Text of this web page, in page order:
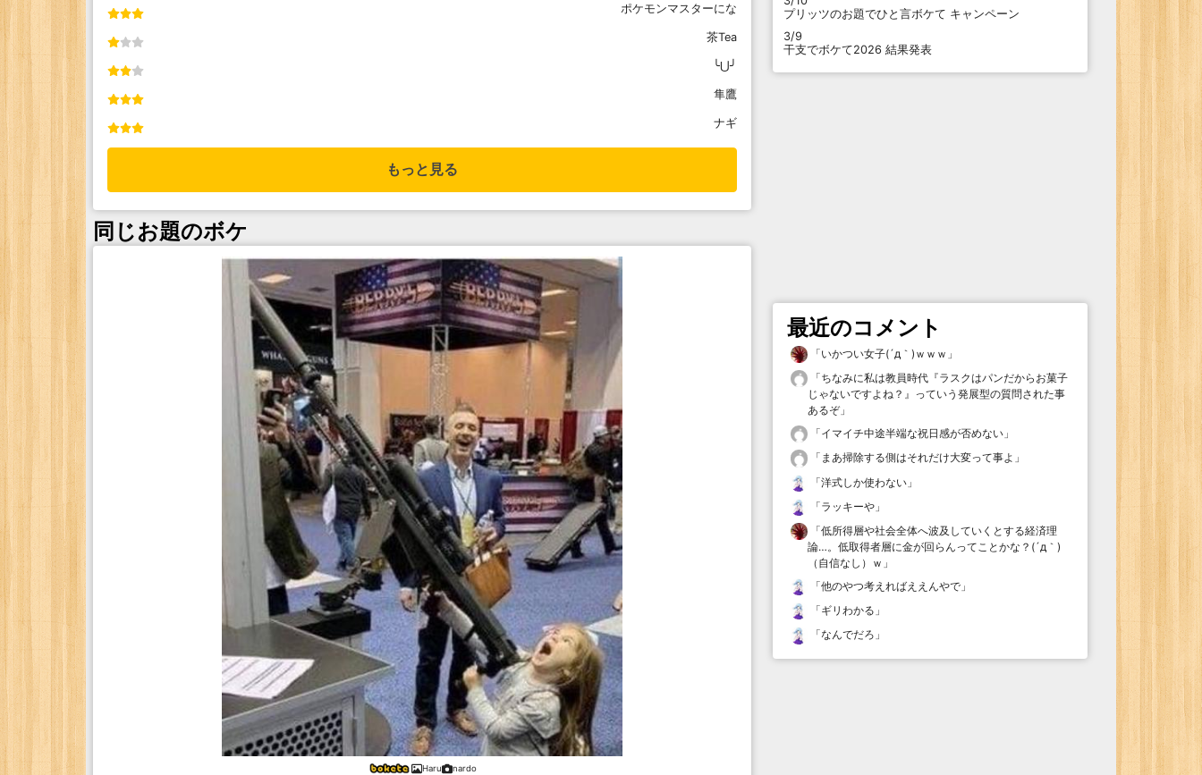
ポケモンマスターにな
茶Tea
╰⋃╯
隼鷹
ナギ
もっと見る
同じお題のボケ
Haru nardo
プリッツのお題でひと言ボケて キャンペーン
3/9
干支でボケて2026 結果発表
最近のコメント
「いかつい女子(´д｀)ｗｗｗ 」
「ちなみに私は教員時代『ラスクはパンだからお菓子
じゃないですよね？』っていう発展型の質問された事
あるぞ」
「イマイチ中途半端な祝日感が否めない 」
「 まあ掃除する側はそれだけ大変って事よ 」
「洋式しか使わない 」
「ラッキーや 」
「低所得層や社会全体へ波及していくとする経済理
論…。低取得者層に金が回らんってことかな？(´д｀)
（自信なし）ｗ 」
「他のやつ考えればええんやで 」
「ギリわかる 」
「なんでだろ 」